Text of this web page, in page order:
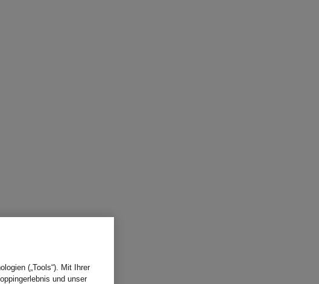
(„Tools“). Mit Ihrer
und unser